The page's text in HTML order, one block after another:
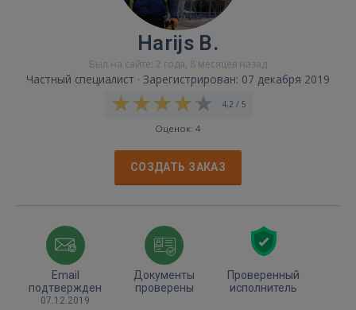
Harijs B.
Был на сайте: 2 года, 8 месяцев назад
Частный специалист · Зарегистрирован: 07 декабря 2019
4,2 / 5
Оценок: 4
СОЗДАТЬ ЗАКАЗ
Email
подтвержден
07.12.2019
Документы
проверены
Проверенный
исполнитель